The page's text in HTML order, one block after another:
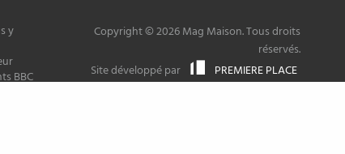
y
BBC
Copyright © 2026 Mag Maison. Tous droits
réservés.
Site développé par
PREMIERE PLACE